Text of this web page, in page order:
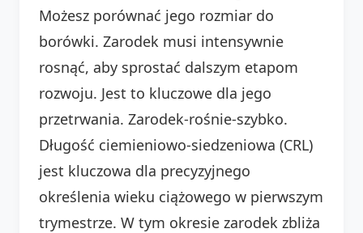
Możesz porównać jego rozmiar do
borówki. Zarodek musi intensywnie
rosnąć, aby sprostać dalszym etapom
rozwoju. Jest to kluczowe dla jego
przetrwania. Zarodek-rośnie-szybko.
Długość ciemieniowo-siedzeniowa (CRL)
jest kluczowa dla precyzyjnego
określenia wieku ciążowego w pierwszym
trymestrze. W tym okresie zarodek zbliża